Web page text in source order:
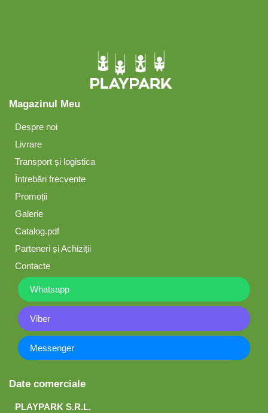
Magazinul Meu
Despre noi
Livrare
Transport și logistica
Întrebări frecvente
Promoții
Galerie
Catalog.pdf
Parteneri și Achiziții
Contacte
Whatsapp
Viber
Messenger
Date comerciale
PLAYPARK S.R.L.